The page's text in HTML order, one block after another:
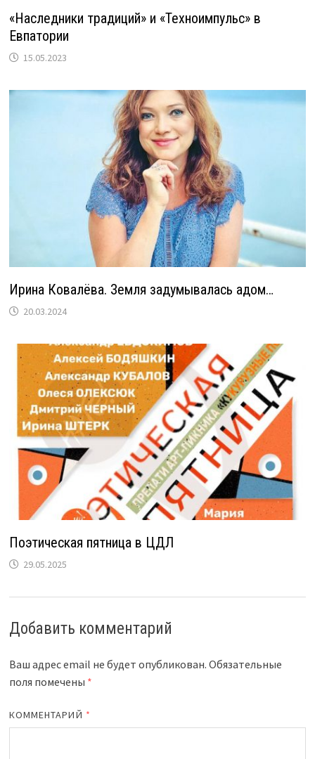
«Наследники традиций» и «Техноимпульс» в
Евпатории
15.05.2023
Ирина Ковалёва. Земля задумывалась адом…
20.03.2024
Поэтическая пятница в ЦДЛ
29.05.2025
Добавить комментарий
Ваш адрес email не будет опубликован. Обязательные
поля помечены *
КОММЕНТАРИЙ *